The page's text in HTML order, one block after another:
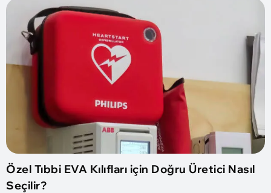
Özel Tıbbi EVA Kılıfları için Doğru Üretici Nasıl
Seçilir?